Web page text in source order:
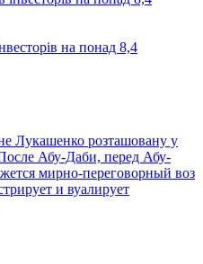
на понад 8,4
Лукашенко розташовану у
Абу-Даби, перед Абу-
мирно-переговорный воз
и вуалирует